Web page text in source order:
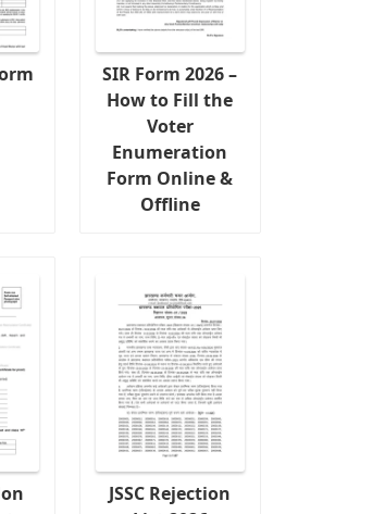
SIR Form 2026 –
How to Fill the
Voter
Enumeration
Form Online &
Offline
JSSC Rejection